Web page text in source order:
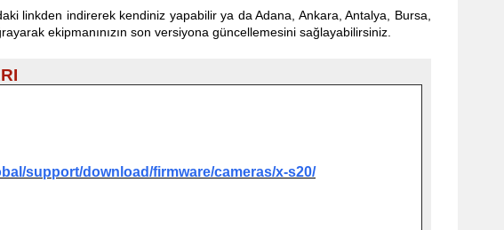
linkden indirerek kendiniz yapabilir ya da Adana, Ankara, Antalya, Bursa,
rayarak ekipmanınızın son versiyona güncellemesini sağlayabilirsiniz.
support/download/firmware/cameras/x-s20/